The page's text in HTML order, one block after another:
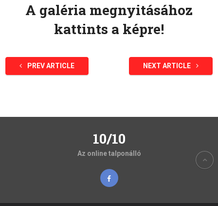
A galéria megnyitásához
kattints a képre!
PREV ARTICLE NEXT ARTICLE
10/10
Az online talponálló